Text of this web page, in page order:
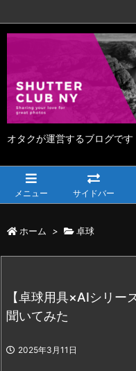
オタクが運営するブログです
メニュー サイドバー
ホーム > 卓球
【卓球用具×AIシリ
聞いてみた
2025年3月11日